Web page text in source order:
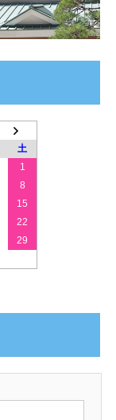
土
1
8
15
22
29